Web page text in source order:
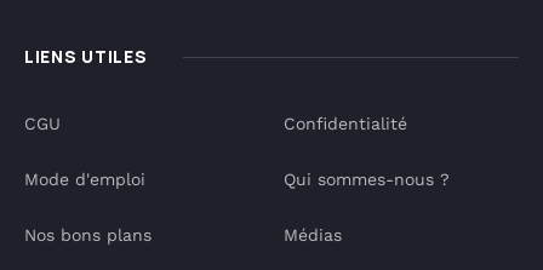
LIENS UTILES
CGU
Mode d'emploi
Nos bons plans
Confidentialité
Qui sommes-nous ?
Médias